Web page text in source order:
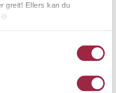
greit! Ellers kan du